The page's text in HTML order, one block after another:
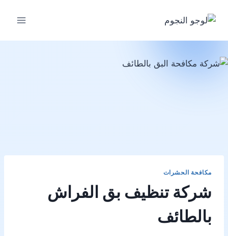
مكافحة الحشرات
شركة تنظيف بق الفراش
بالطائف